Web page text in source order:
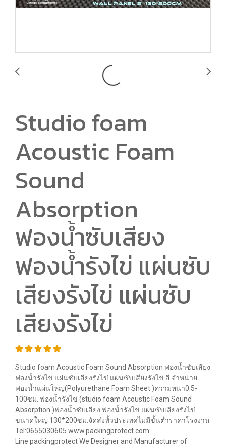
Studio foam
Acoustic Foam
Sound
Absorption
ฟองน้ำซับเสียง
ฟองน้ำรังไข่ แผ่นซับ
เสียงรังไข่ แผ่นซับ
เสียงรังไข่
Studio foam Acoustic Foam Sound Absorption ฟองน้ำซับเสียง
ฟองน้ำรังไข่ แผ่นซับเสียงรังไข่ แผ่นซับเสียงรังไข่ สี จำหน่าย
ฟองน้ำแผ่นใหญ่(Polyurethane Foam Sheet )ความหนา0.5-
100ซม. ฟองน้ำรังไข่ (studio foam Acoustic Foam Sound
Absorption )ฟองน้ำซับเสียง ฟองน้ำรังไข่ แผ่นซับเสียงรังไข่
ขนาดใหญ่ 130*200ซม.จัดส่งทั้วประเทศไม่มีขั้นต่ำราคาโรงงาน
Tel:0655030605 www.packingprotect.com
Line:packingprotect We Designer and Manufacturer of